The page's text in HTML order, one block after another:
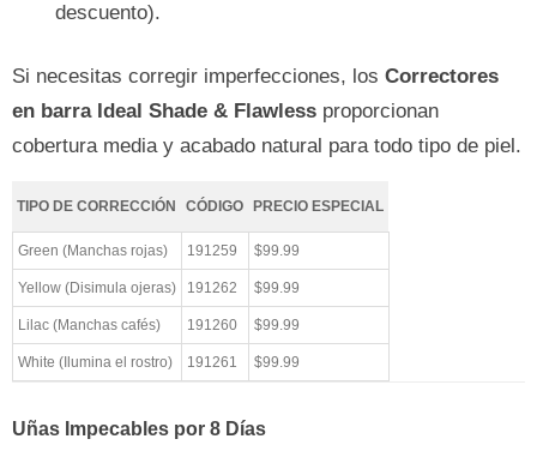
descuento).
Si necesitas corregir imperfecciones, los Correctores
en barra Ideal Shade & Flawless proporcionan
cobertura media y acabado natural para todo tipo de piel.
TIPO DE CORRECCIÓN CÓDIGO PRECIO ESPECIAL
Green (Manchas rojas) 191259 $99.99
Yellow (Disimula ojeras) 191262 $99.99
Lilac (Manchas cafés) 191260 $99.99
White (Ilumina el rostro) 191261 $99.99
Uñas Impecables por 8 Días